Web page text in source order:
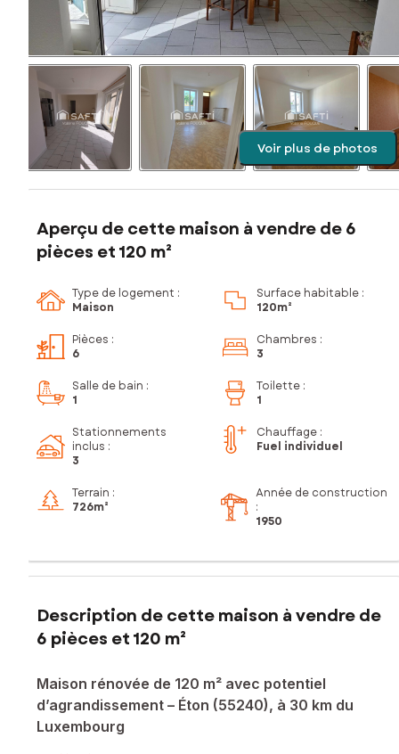
Voir plus de photos
Aperçu de cette maison à vendre de 6
pièces et 120 m²
Type de logement :
Maison
Surface habitable :
120m²
Pièces :
6
Chambres :
3
Salle de bain :
1
Toilette :
1
Stationnements
inclus :
3
Chauffage :
Fuel individuel
Terrain :
726m²
Année de construction
:
1950
Description de cette maison à vendre de
6 pièces et 120 m²
Maison rénovée de 120 m² avec potentiel
d’agrandissement – Éton (55240), à 30 km du
Luxembourg